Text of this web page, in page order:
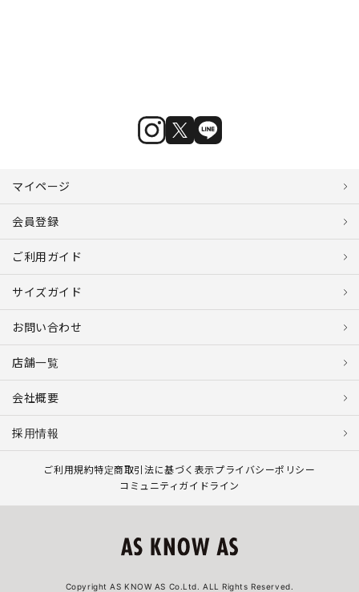
マイページ
会員登録
ご利用ガイド
サイズガイド
お問い合わせ
店舗一覧
会社概要
採用情報
ご利用規約特定商取引法に基づく表示プライバシーポリシー
コミュニティガイドライン
Copyright AS KNOW AS Co.Ltd. ALL Rights Reserved.